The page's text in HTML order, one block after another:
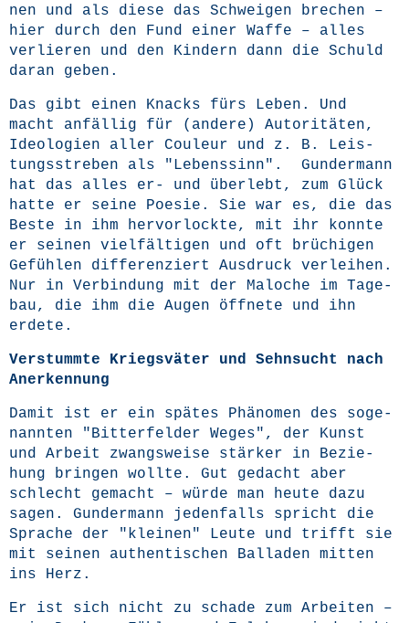
nen und als die­se das Schwei­gen bre­chen –
hier durch den Fund einer Waf­fe – alles
ver­lie­ren und den Kin­dern dann die Schuld
dar­an geben.
Das gibt einen Knacks fürs Leben. Und
macht anfäl­lig für (ande­re) Auto­ri­tä­ten,
Ideo­lo­gien aller Cou­leur und z. B. Leis­
tungs­stre­ben als "Lebens­sinn". Gun­der­mann
hat das alles er- und über­lebt, zum Glück
hat­te er sei­ne Poe­sie. Sie war es, die das
Bes­te in ihm her­vor­lock­te, mit ihr konn­te
er sei­nen viel­fäl­ti­gen und oft brü­chi­gen
Gefüh­len dif­fe­ren­ziert Aus­druck ver­lei­hen.
Nur in Ver­bin­dung mit der Malo­che im Tage­
bau, die ihm die Augen öff­ne­te und ihn
erdete.
Ver­stumm­te Kriegs­vä­ter und Sehn­sucht nach
Anerkennung
Damit ist er ein spä­tes Phä­no­men des soge­
nann­ten "Bit­ter­fel­der Weges", der Kunst
und Arbeit zwangs­wei­se stär­ker in Bezie­
hung brin­gen woll­te. Gut gedacht aber
schlecht gemacht – wür­de man heu­te dazu
sagen. Gun­der­mann jeden­falls spricht die
Spra­che der "klei­nen" Leu­te und trifft sie
mit sei­nen authen­ti­schen Bal­la­den mit­ten
ins Herz.
Er ist sich nicht zu scha­de zum Arbei­ten –